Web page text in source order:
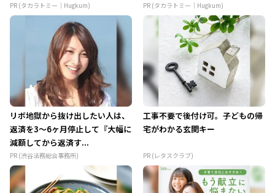
PR (タカラトミー｜Hugkum) PR (タカラトミー｜Hugkum)
リボ地獄から抜け出したい人は、
返済を3～6ヶ月停止して『大幅に
減額してから返済す...
PR (渋谷法務総合事務所)
工事不要で後付け可。子どもの帰
宅がわかる玄関キー
PR (レタスクラブ)